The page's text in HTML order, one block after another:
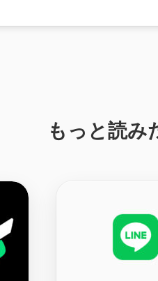
もっと読み